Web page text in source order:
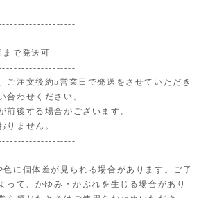
まで発送可
ご注文後約5営業日で発送をさせていただき
合わせください。
前後する場合がございます。
りません。
に個体差が見られる場合があります。ご了
って、かゆみ・かぶれを生じる場合があり